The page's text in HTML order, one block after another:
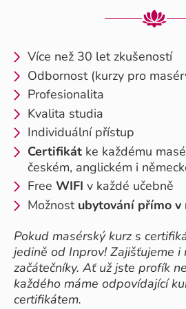
Více než 30 let zkušeností
Odbornost (kurzy pro
Profesionalita
Kvalita studia
Individuální přístup
Certifikát ke každému
českém, anglickém i
Free WIFI v každé učebně
Možnost ubytování přímo v
Pokud masérský kurz s
jedině od Inprov! Zajišťujeme i
začátečníky. Ať už jste profík
každého máme odpovídající
certifikátem.